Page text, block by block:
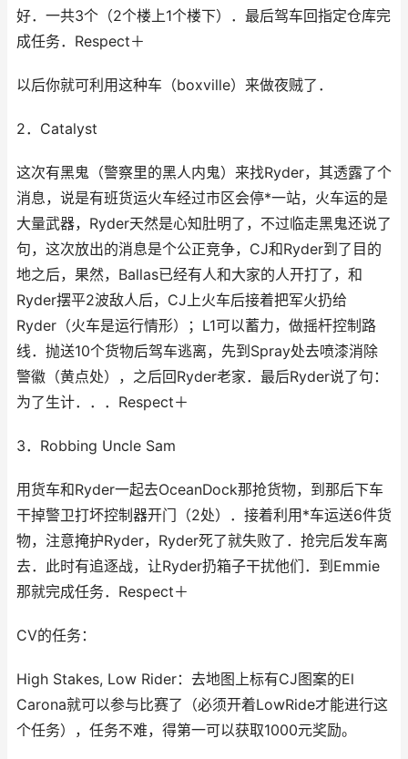
好．一共3个（2个楼上1个楼下）．最后驾车回指定仓库完
成任务．Respect＋
以后你就可利用这种车（boxville）来做夜贼了．
2．Catalyst
这次有黑鬼（警察里的黑人内鬼）来找Ryder，其透露了个
消息，说是有班货运火车经过市区会停*一站，火车运的是
大量武器，Ryder天然是心知肚明了，不过临走黑鬼还说了
句，这次放出的消息是个公正竞争，CJ和Ryder到了目的
地之后，果然，Ballas已经有人和大家的人开打了，和
Ryder摆平2波敌人后，CJ上火车后接着把军火扔给
Ryder（火车是运行情形）；L1可以蓄力，做摇杆控制路
线．抛送10个货物后驾车逃离，先到Spray处去喷漆消除
警徽（黄点处），之后回Ryder老家．最后Ryder说了句：
为了生计．．．Respect＋
3．Robbing Uncle Sam
用货车和Ryder一起去OceanDock那抢货物，到那后下车
干掉警卫打坏控制器开门（2处）．接着利用*车运送6件货
物，注意掩护Ryder，Ryder死了就失败了．抢完后发车离
去．此时有追逐战，让Ryder扔箱子干扰他们．到Emmie
那就完成任务．Respect＋
CV的任务：
High Stakes, Low Rider：去地图上标有CJ图案的El
Carona就可以参与比赛了（必须开着LowRide才能进行这
个任务），任务不难，得第一可以获取1000元奖励。